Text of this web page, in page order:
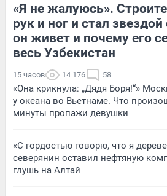
«Я не жалуюсь».
рук и ног и стал
он живет и почему его
весь Узбекистан
15 часов 14 176 58
«Она крикнула: „Дядя Боря!“»
у океана во Вьетнаме. Что
минуты пропажи девушки
«С гордостью говорю, что я
северянин оставил нефтяную
глушь на Алтай